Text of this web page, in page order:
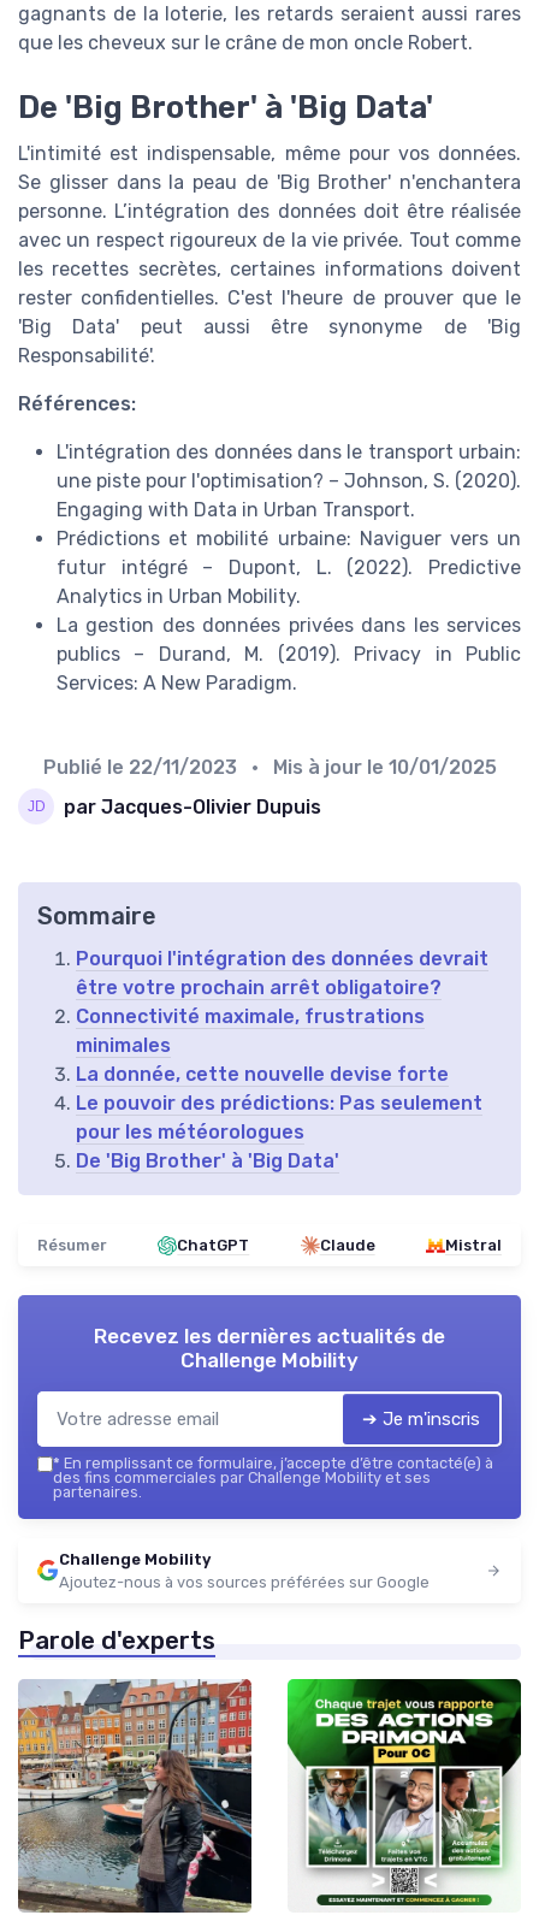
gagnants de la loterie, les retards seraient aussi rares
que les cheveux sur le crâne de mon oncle Robert.
De 'Big Brother' à 'Big Data'
L'intimité est indispensable, même pour vos données.
Se glisser dans la peau de 'Big Brother' n'enchantera
personne. L’intégration des données doit être réalisée
avec un respect rigoureux de la vie privée. Tout comme
les recettes secrètes, certaines informations doivent
rester confidentielles. C'est l'heure de prouver que le
'Big Data' peut aussi être synonyme de 'Big
Responsabilité'.
Références:
L'intégration des données dans le transport urbain:
une piste pour l'optimisation? – Johnson, S. (2020).
Engaging with Data in Urban Transport.
Prédictions et mobilité urbaine: Naviguer vers un
futur intégré – Dupont, L. (2022). Predictive
Analytics in Urban Mobility.
La gestion des données privées dans les services
publics – Durand, M. (2019). Privacy in Public
Services: A New Paradigm.
Publié le 22/11/2023 • Mis à jour le 10/01/2025
par Jacques-Olivier Dupuis
Sommaire
Pourquoi l'intégration des données devrait
être votre prochain arrêt obligatoire?
Connectivité maximale, frustrations
minimales
La donnée, cette nouvelle devise forte
Le pouvoir des prédictions: Pas seulement
pour les météorologues
De 'Big Brother' à 'Big Data'
Résumer ChatGPT Claude Mistral
Recevez les dernières actualités de
Challenge Mobility
➔ Je m'inscris
* En remplissant ce formulaire, j’accepte d’être contacté(e) à
des fins commerciales par Challenge Mobility et ses
partenaires.
Challenge Mobility
Ajoutez-nous à vos sources préférées sur Google
Parole d'experts